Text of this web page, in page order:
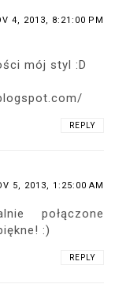
4, 2013, 8:21:00 PM
mój styl :D
REPLY
5, 2013, 1:25:00 AM
połączone
:)
REPLY